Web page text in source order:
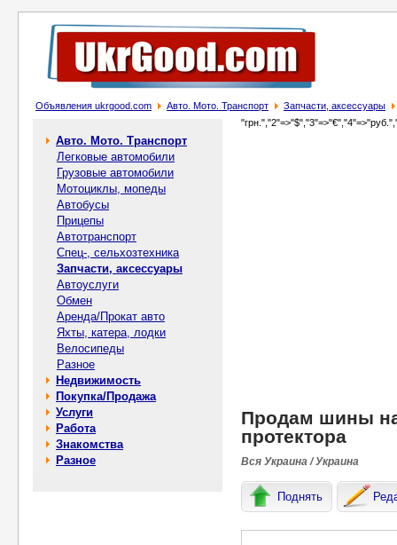
Объявления ukrgood.com Авто. Мото. Транспорт Запчасти, аксессуары
Авто. Мото. Транспорт
Легковые автомобили
Грузовые автомобили
Мотоциклы, мопеды
Автобусы
Прицепы
Автотранспорт
Спец-, cельхозтехника
Запчасти, аксессуары
Автоуслуги
Обмен
Аренда/Прокат авто
Яхты, катера, лодки
Велосипеды
Разное
Недвижимость
Покупка/Продажа
Услуги
Работа
Знакомства
Разное
Продам шины
протектора
Вся Украина / Украина
Поднять